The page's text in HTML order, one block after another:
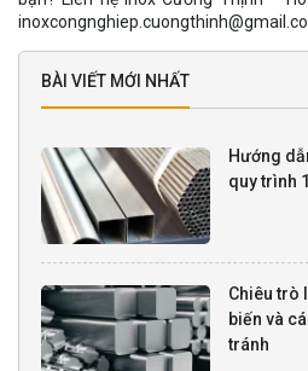
BÀI VIẾT MỚI NHẤT
Hướng
quy trình
Chiêu trò
biến và
tránh